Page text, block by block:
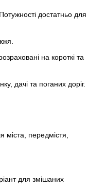
достатньо для
на короткі та
дачі та поганих доріг.
міста, передмістя,
для змішаних